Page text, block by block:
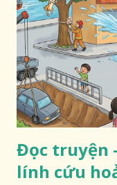
Đọc truyện
lính cứu